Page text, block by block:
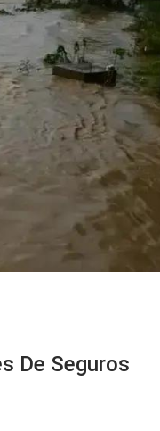
De Seguros